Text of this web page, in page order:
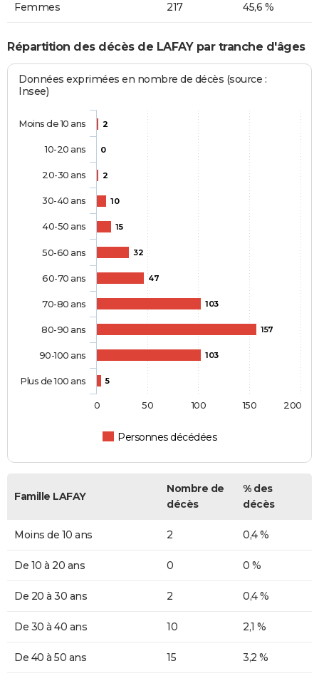
Femmes 217 45,6 %
Répartition des décès de LAFAY par tranche d'âges
Données exprimées en nombre de décès (source :
Insee)
2
0
2
10
15
32
47
103
157
103
5
Personnes décédées
Moins de 10 ans
10-20 ans
20-30 ans
30-40 ans
40-50 ans
50-60 ans
60-70 ans
70-80 ans
80-90 ans
90-100 ans
Plus de 100 ans
0 50 100 150 200
Famille LAFAY
Nombre de
décès
% des
décès
Moins de 10 ans 2 0,4 %
De 10 à 20 ans 0 0 %
De 20 à 30 ans 2 0,4 %
De 30 à 40 ans 10 2,1 %
De 40 à 50 ans 15 3,2 %